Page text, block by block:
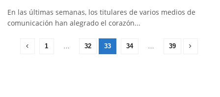
En las últimas semanas, los titulares de varios medios de
comunicación han alegrado el corazón...
1 … 32 33 34 … 39